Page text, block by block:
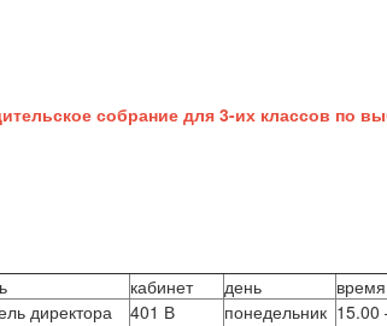
собрание для 3-их классов по
кабинет день
время
директора
401 В понедельник 15.00